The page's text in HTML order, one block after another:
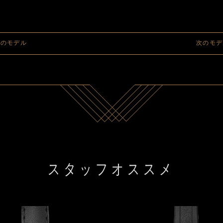
モデル 次のモ
スタッフオススメ